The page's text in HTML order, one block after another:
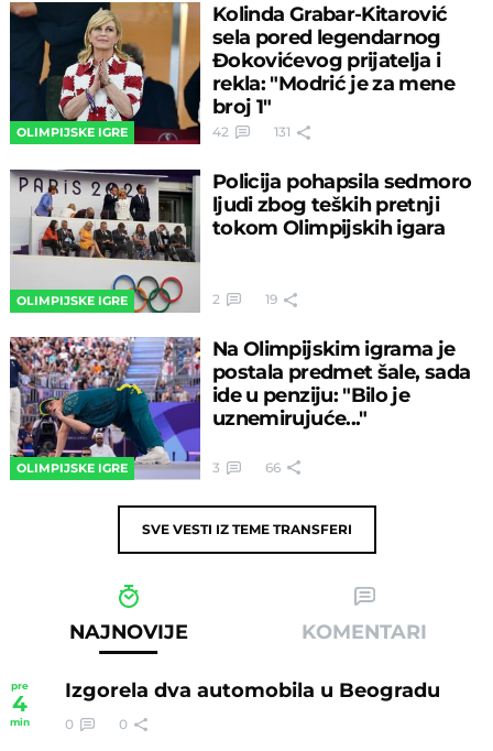
OLIMPIJSKE IGRE
Kolinda Grabar-Kitarović
sela pored legendarnog
Đokovićevog prijatelja i
rekla: "Modrić je za mene
broj 1"
42 131
OLIMPIJSKE IGRE
Policija pohapsila sedmoro
ljudi zbog teških pretnji
tokom Olimpijskih igara
2 19
OLIMPIJSKE IGRE
Na Olimpijskim igrama je
postala predmet šale, sada
ide u penziju: "Bilo je
uznemirujuće..."
3 66
SVE VESTI IZ TEME TRANSFERI
NAJNOVIJE KOMENTARI
pre
4
min
Izgorela dva automobila u Beogradu
0 0